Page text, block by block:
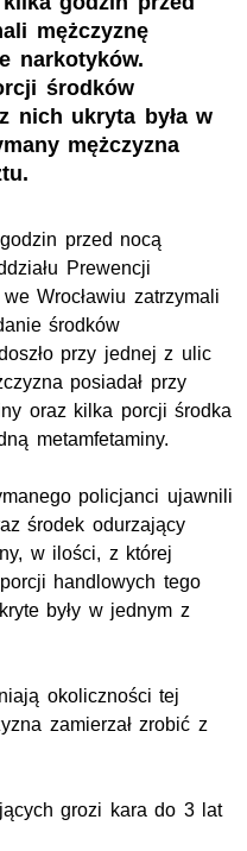
mężczyznę
narkotyków.
środków
nich ukryta była w
mężczyzna
przed nocą
Prewencji
Wrocławiu zatrzymali
środków
przy jednej z ulic
posiadał przy
oraz kilka porcji środka
metamfetaminy.
policjanci ujawnili
środek odurzający
w ilości, z której
handlowych tego
były w jednym z
okoliczności tej
zamierzał zrobić z
grozi kara do 3 lat